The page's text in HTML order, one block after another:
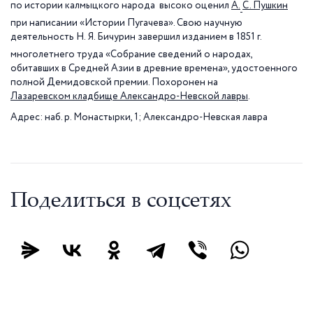
по истории калмыцкого народа высоко оценил А. С. Пушкин
при написании «Истории Пугачева». Свою научную
деятельность Н. Я. Бичурин завершил изданием в 1851 г.
многолетнего труда «Собрание сведений о народах,
обитавших в Средней Азии в древние времена», удостоенного
полной Демидовской премии. Похоронен на
Лазаревском кладбище Александро-Невской лавры
Адрес: наб. р. Монастырки, 1; Александро-Невская лавра
Поделиться в соцсетях